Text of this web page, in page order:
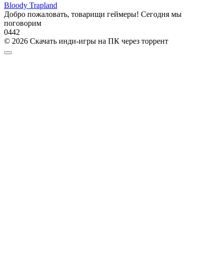
Bloody Trapland
Добро пожаловать, товарищи геймеры! Сегодня мы
поговорим
0442
© 2026 Скачать инди-игры на ПК через торрент